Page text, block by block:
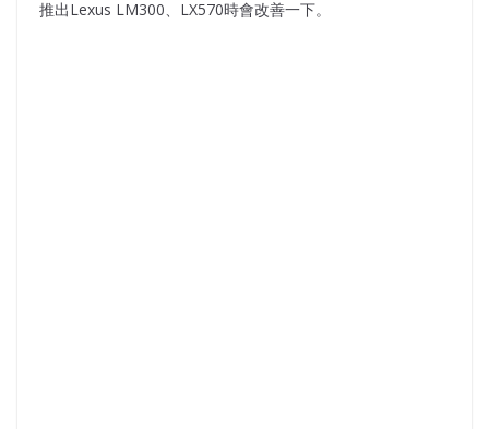
推出Lexus LM300、LX570時會改善一下。